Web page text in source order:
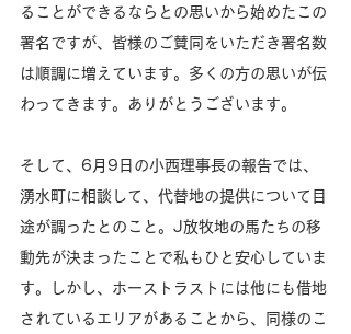
ることができるならとの思いから始めたこの
署名ですが、皆様のご賛同をいただき署名数
は順調に増えています。多くの方の思いが伝
わってきます。ありがとうございます。
そして、6月9日の小西理事長の報告では、
湧水町に相談して、代替地の提供について目
途が調ったとのこと。J放牧地の馬たちの移
動先が決まったことで私もひと安心していま
す。しかし、ホーストラストには他にも借地
されているエリアがあることから、同様のこ